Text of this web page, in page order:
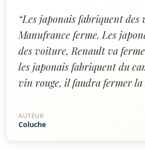
“Les japonais fabriquent des
Manufrance ferme. Les
des voiture, Renault va
les japonais fabriquent du
vin rouge, il faudra fermer la
AUTEUR
Coluche